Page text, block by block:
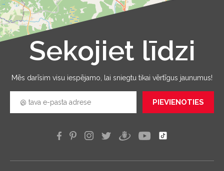
Sekojiet līdzi
Mēs darīsim visu iespējamo, lai sniegtu tikai vērtīgus jaunumus!
PIEVIENOTIES